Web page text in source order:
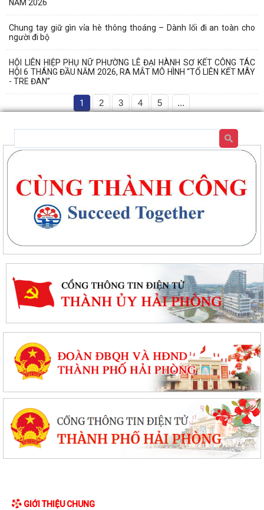
NĂM 2026
Chung tay giữ gìn vỉa hè thông thoáng – Dành lối đi an toàn cho
người đi bộ
HỘI LIÊN HIỆP PHỤ NỮ PHƯỜNG LÊ ĐẠI HÀNH SƠ KẾT CÔNG TÁC
HỘI 6 THÁNG ĐẦU NĂM 2026, RA MẮT MÔ HÌNH “TỔ LIÊN KẾT MÂY
- TRE ĐAN”
1 2 3 4 5 ...
GIỚI THIỆU CHUNG